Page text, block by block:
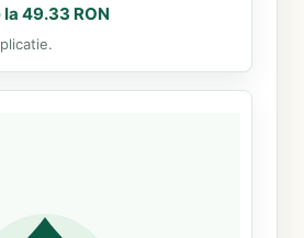
la 49.33 RON